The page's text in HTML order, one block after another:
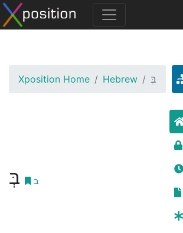
Xposition Home Hebrew בְּ
בְּ ב